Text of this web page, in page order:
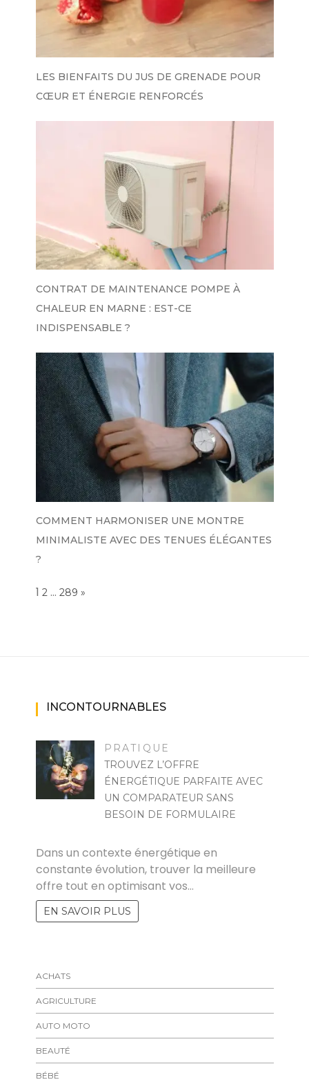
LES BIENFAITS DU JUS DE GRENADE POUR
CŒUR ET ÉNERGIE RENFORCÉS
CONTRAT DE MAINTENANCE POMPE À
CHALEUR EN MARNE : EST-CE
INDISPENSABLE ?
COMMENT HARMONISER UNE MONTRE
MINIMALISTE AVEC DES TENUES ÉLÉGANTES
?
Page:
1 2 … 289 NEXT
»
INCONTOURNABLES
PRATIQUE
TROUVEZ L’OFFRE
ÉNERGÉTIQUE PARFAITE AVEC
UN COMPARATEUR SANS
BESOIN DE FORMULAIRE
Dans un contexte énergétique en
constante évolution, trouver la meilleure
offre tout en optimisant vos…
EN SAVOIR PLUS
ACHATS
AGRICULTURE
AUTO MOTO
BEAUTÉ
BÉBÉ